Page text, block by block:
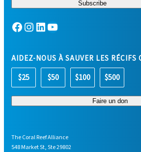
Facebook Instagram LinkedIn YouTube
AIDEZ-NOUS À SAUVER LES RÉCIFS
$25 $50 $100 $500
The Coral Reef Alliance
548 Market St, Ste 29802